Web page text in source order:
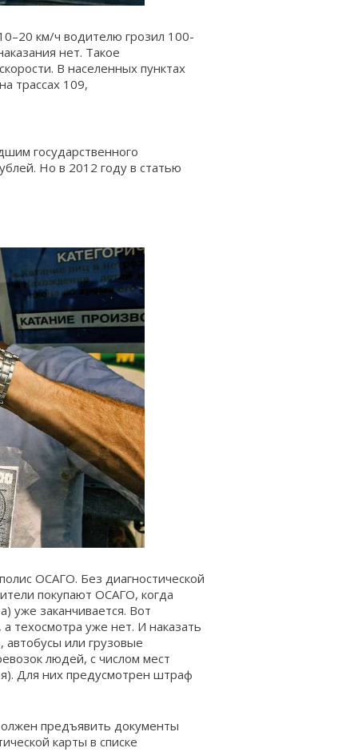
км/ч водителю грозил 100-
нет. Такое
В населенных пунктах
трассах 109,
государственного
Но в 2012 году в статью
ОСАГО. Без диагностической
покупают ОСАГО, когда
уже заканчивается. Вот
а техосмотра уже нет. И наказать
или грузовые
людей, с числом мест
Для них предусмотрен штраф
предъявить документы
карты в списке